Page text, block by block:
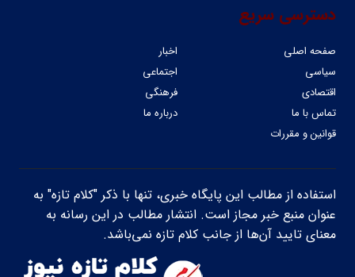
دسترسی سریع
صفحه اصلی
اخبار
سیاسی
اجتماعی
اقتصادی
فرهنگی
تماس با ما
درباره ما
قوانین و مقررات
استفاده از مطالب این پایگاه خبری، تنها با ذکر "کلام تازه" به
عنوان منبع خبر مجاز است. انتشار مطالب در این رسانه به
معنای تایید آن‌ها از جانب کلام تازه نمی‌باشد.